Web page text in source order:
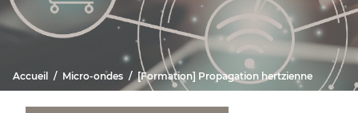
Accueil Micro-ondes [Formation] Propagation hertzienne